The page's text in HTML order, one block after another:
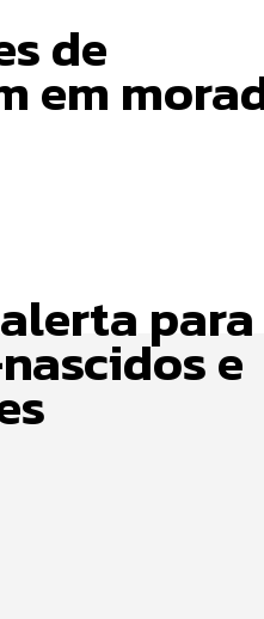
de
em
para
e